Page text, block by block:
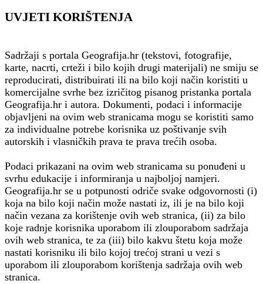
UVJETI KORIŠTENJA
Sadržaji s portala Geografija.hr (tekstovi, fotografije,
karte, nacrti, crteži i bilo kojih drugi materijali) ne smiju se
reproducirati, distribuirati ili na bilo koji način koristiti u
komercijalne svrhe bez izričitog pisanog pristanka portala
Geografija.hr i autora. Dokumenti, podaci i informacije
objavljeni na ovim web stranicama mogu se koristiti samo
za individualne potrebe korisnika uz poštivanje svih
autorskih i vlasničkih prava te prava trećih osoba.
Podaci prikazani na ovim web stranicama su ponuđeni u
svrhu edukacije i informiranja u najboljoj namjeri.
Geografija.hr se u potpunosti odriče svake odgovornosti (i)
koja na bilo koji način može nastati iz, ili je na bilo koji
način vezana za korištenje ovih web stranica, (ii) za bilo
koje radnje korisnika uporabom ili zlouporabom sadržaja
ovih web stranica, te za (iii) bilo kakvu štetu koja može
nastati korisniku ili bilo kojoj trećoj strani u vezi s
uporabom ili zlouporabom korištenja sadržaja ovih web
stranica.